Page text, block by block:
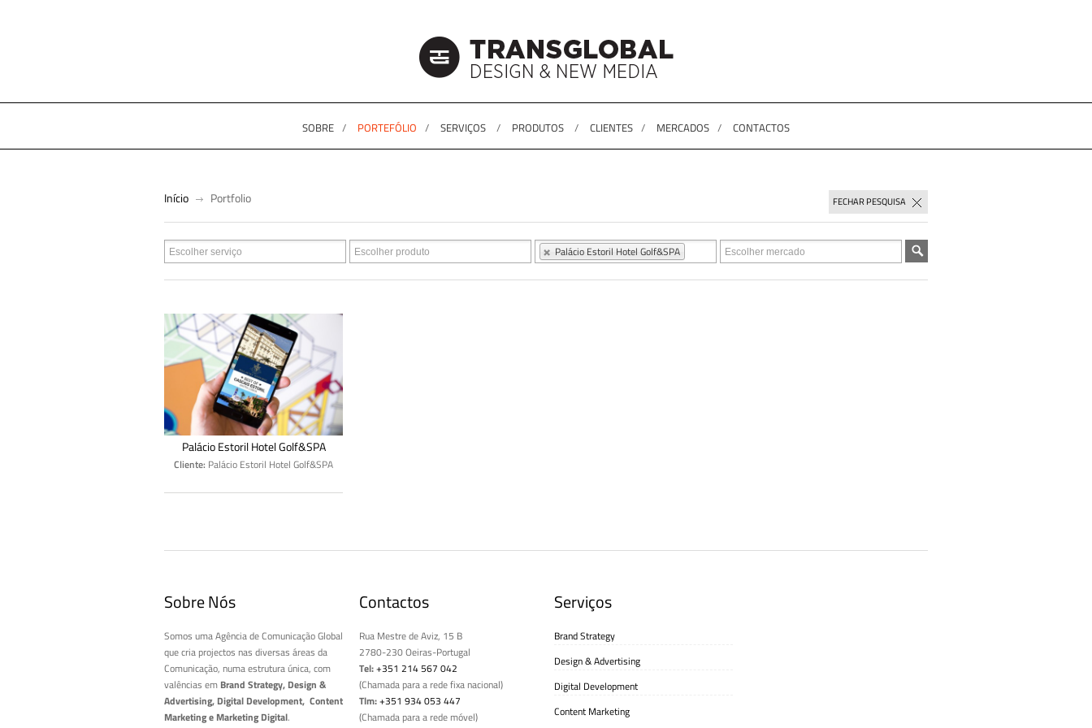
SOBRE PORTEFÓLIO SERVIÇOS PRODUTOS CLIENTES MERCADOS CONTACTOS
Início Portfolio FECHAR PESQUISA
Palácio Estoril Hotel Golf&SPA
Palácio Estoril Hotel Golf&SPA
Cliente: Palácio Estoril Hotel Golf&SPA
Sobre Nós
Somos uma Agência de Comunicação Global
que cria projectos nas diversas áreas da
Comunicação, numa estrutura única, com
valências em Brand Strategy, Design &
Advertising, Digital Development, Content
Marketing e Marketing Digital.
Contactos
Rua Mestre de Aviz, 15 B
2780-230 Oeiras-Portugal
Tel:+351 214 567 042
(Chamada para a rede fixa nacional)
Tlm:+351 934 053 447
(Chamada para a rede móvel)
Serviços
Brand Strategy
Design & Advertising
Digital Development
Content Marketing